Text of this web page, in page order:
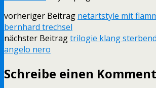
vorheriger Beitrag netartstyle mit
bernhard trechsel
nächster Beitragtrilogie klang
angelo nero
Schreibe einen